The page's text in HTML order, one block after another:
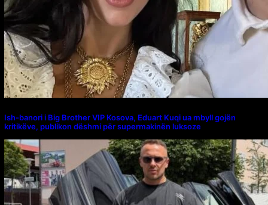
Ish-banori i Big Brother VIP Kosova, Eduart Kuqi ua mbyll gojën
kritikëve, publikon dëshmi për supermakinën luksoze